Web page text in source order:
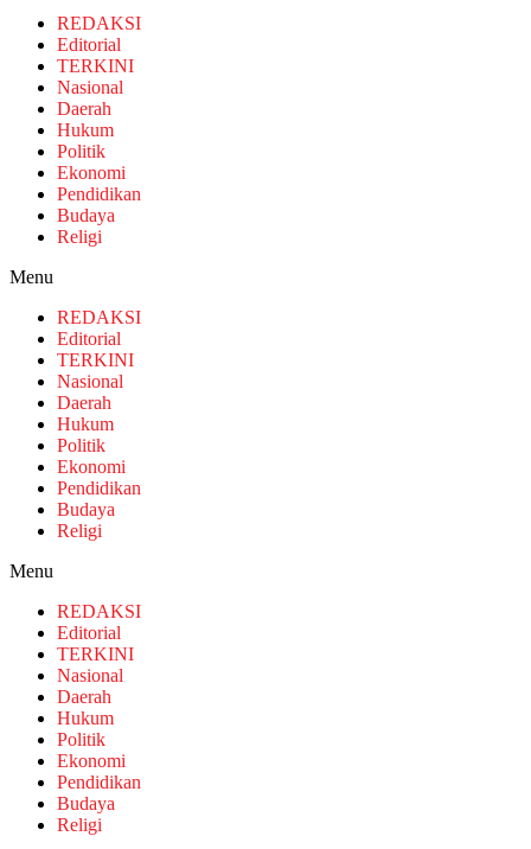
REDAKSI
Editorial
TERKINI
Nasional
Daerah
Hukum
Politik
Ekonomi
Pendidikan
Budaya
Religi
Menu
REDAKSI
Editorial
TERKINI
Nasional
Daerah
Hukum
Politik
Ekonomi
Pendidikan
Budaya
Religi
Menu
REDAKSI
Editorial
TERKINI
Nasional
Daerah
Hukum
Politik
Ekonomi
Pendidikan
Budaya
Religi